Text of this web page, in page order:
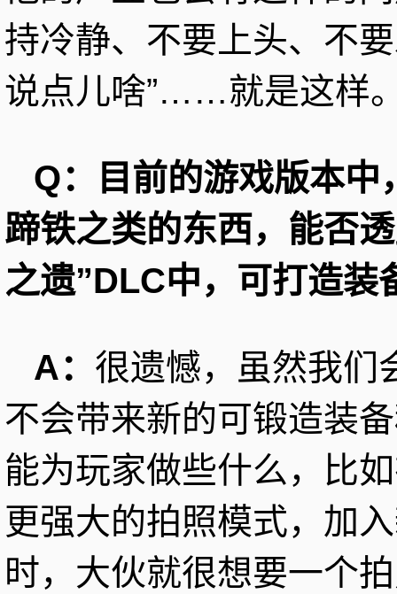
持冷静、不要上头、不
说点儿啥”……就是这样
Q：目前的游戏版本中
蹄铁之类的东西，能否
之遗”DLC中，可打造装
A： 很遗憾，虽然我们
不会带来新的可锻造装
能为玩家做些什么，比
更强大的拍照模式，加
时，大伙就很想要一个